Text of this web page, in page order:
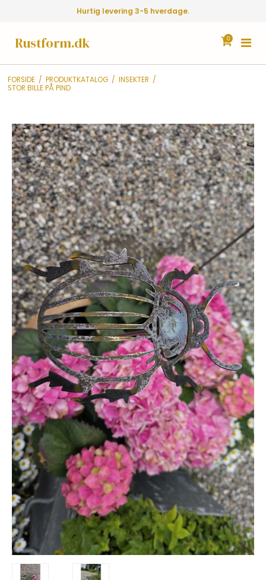
Hurtig levering 3-5 hverdage.
Rustform.dk 0
FORSIDE / PRODUKTKATALOG / INSEKTER /
STOR BILLE PÅ PIND